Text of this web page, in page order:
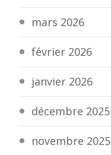
mars 2026
février 2026
janvier 2026
décembre 2025
novembre 2025